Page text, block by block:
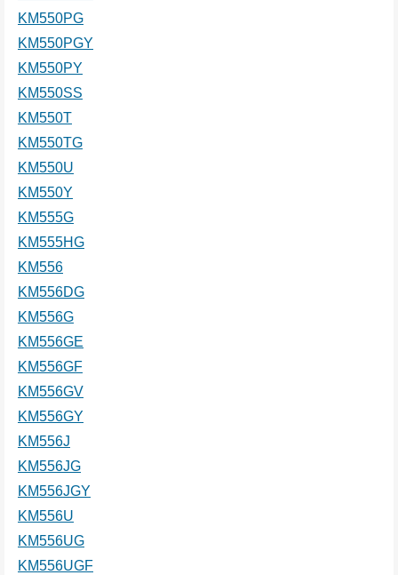
KM550PG
KM550PGY
KM550PY
KM550SS
KM550T
KM550TG
KM550U
KM550Y
KM555G
KM555HG
KM556
KM556DG
KM556G
KM556GE
KM556GF
KM556GV
KM556GY
KM556J
KM556JG
KM556JGY
KM556U
KM556UG
KM556UGF